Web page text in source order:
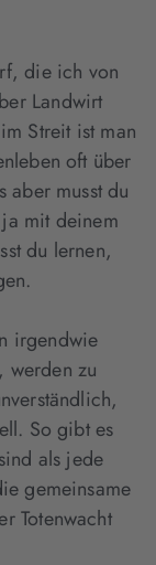
die ich von
Landwirt
Streit ist man
oft über
aber musst du
mit deinem
du lernen,
irgendwie
werden zu
So gibt es
als jede
gemeinsame
Totenwacht